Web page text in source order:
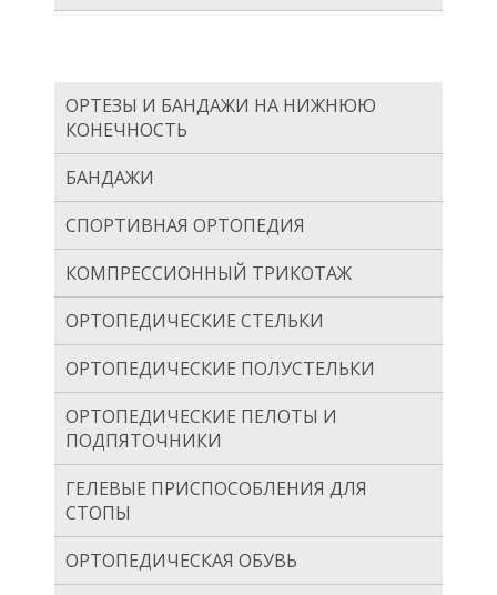
ОРТЕЗЫ И БАНДАЖИ НА НИЖНЮЮ
КОНЕЧНОСТЬ
БАНДАЖИ
СПОРТИВНАЯ ОРТОПЕДИЯ
КОМПРЕССИОННЫЙ ТРИКОТАЖ
ОРТОПЕДИЧЕСКИЕ СТЕЛЬКИ
ОРТОПЕДИЧЕСКИЕ ПОЛУСТЕЛЬКИ
ОРТОПЕДИЧЕСКИЕ ПЕЛОТЫ И
ПОДПЯТОЧНИКИ
ГЕЛЕВЫЕ ПРИСПОСОБЛЕНИЯ ДЛЯ
СТОПЫ
ОРТОПЕДИЧЕСКАЯ ОБУВЬ